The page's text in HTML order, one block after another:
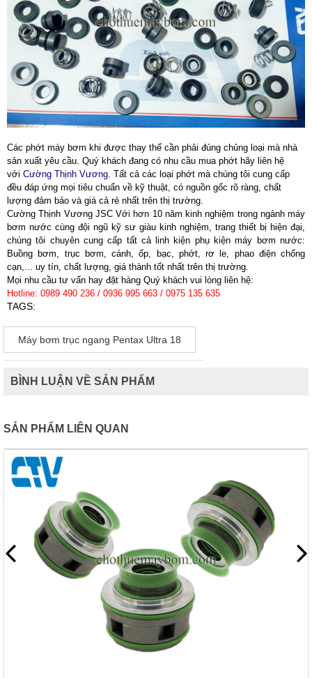
Các phớt máy bơm khi được thay thế cần phải đúng chủng loại mà nhà
sản xuất yêu cầu. Quý khách đang có nhu cầu mua phớt hãy liên hệ
với Cường Thịnh Vương . Tất cả các loại phớt mà chúng tôi cung cấp
đều đáp ứng mọi tiêu chuẩn về kỹ thuật, có nguồn gốc rõ ràng, chất
lượng đảm bảo và giá cả rẻ nhất trên thị trường.
Cường Thịnh Vương JSCVới hơn 10 năm kinh nghiệm trong ngành máy
bơm nước cùng đội ngũ kỹ sư giàu kinh nghiệm, trang thiết bị hiện đại,
chúng tôi chuyên cung cấp tất cả linh kiện phụ kiện máy bơm nước:
Buồng bơm, trục bơm, cánh, ốp, bạc, phớt, rơ le, phao điện chống
cạn,... uy tín, chất lượng, giá thành tốt nhất trên thị trường.
Mọi nhu cầu tư vấn hay đặt hàng Quý khách vui lòng liên hệ:
Hotline: 0989 490 236 / 0936 995 663 / 0975 135 635
TAGS:
Máy bơm trục ngang Pentax Ultra 18
BÌNH LUẬN VỀ SẢN PHẨM
SẢN PHẨM LIÊN QUAN